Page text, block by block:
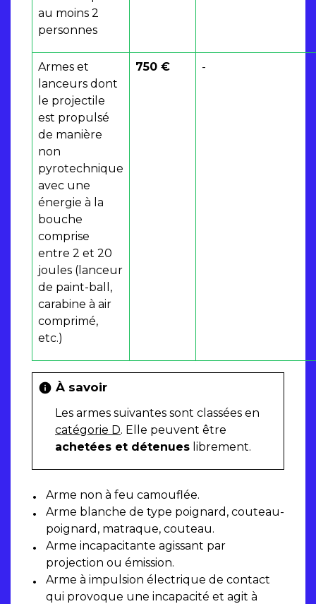
au moins 2
personnes
Armes et
lanceurs dont
le projectile
est propulsé
de manière
non
pyrotechnique
avec une
énergie à la
bouche
comprise
entre 2 et 20
joules (lanceur
de paint-ball,
carabine à air
comprimé,
etc.)
750 € -
info À savoir
Les armes suivantes sont classées en
catégorie D. Elle peuvent être
achetées et détenues librement.
Arme non à feu camouflée.
Arme blanche de type poignard, couteau-
poignard, matraque, couteau.
Arme incapacitante agissant par
projection ou émission.
Arme à impulsion électrique de contact
qui provoque une incapacité et agit à